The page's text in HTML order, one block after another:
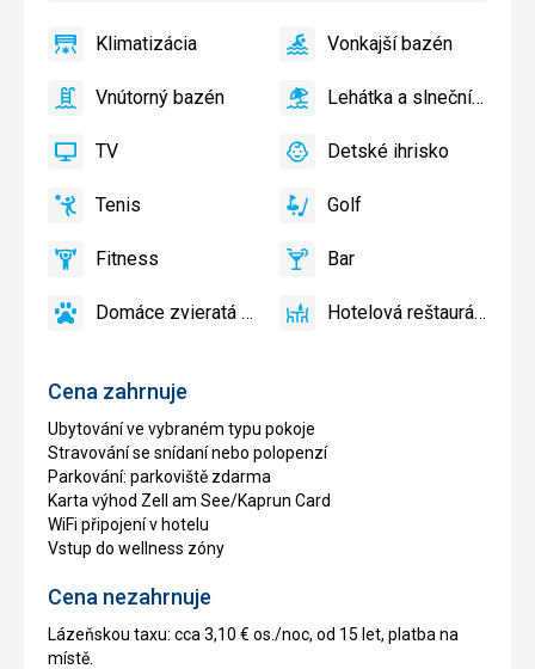
Cena zahrnuje
Ubytování ve vybraném typu pokoje
Stravování se snídaní nebo polopenzí
Parkování: parkoviště zdarma
Karta výhod Zell am See/Kaprun Card
WiFi připojení v hotelu
Vstup do wellness zóny
Cena nezahrnuje
Lázeňskou taxu: cca 3,10 € os./noc, od 15 let, platba na
místě.
Klimatizácia
Klimatizácia
áno
VonkajšíVonkajší bazén
áno
Vnútorný
Vnútorný bazén
áno
Lehátka
slnečníky
bazéne
Lehátka a slnečníky pri bazéne zadarmo
áno
TV TV
áno
DetskéDetské ihrisko
áno
TenisTenis
áno Golf Golf
áno
FitnessFitness
áno Bar Bar
áno
Domáce
Domáce zvieratá povolené
áno
Hotelová
Hotelová reštaurácia
áno